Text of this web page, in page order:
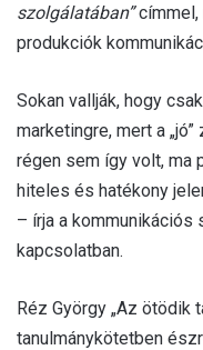
szolgálatában”címmel,
produkciók
Sokan vallják, hogy
marketingre, mert a
régen sem így volt, ma
hiteles és hatékony
– írja a kommunikációs
kapcsolatban.
Réz György „Az ötödik
tanulmánykötetben